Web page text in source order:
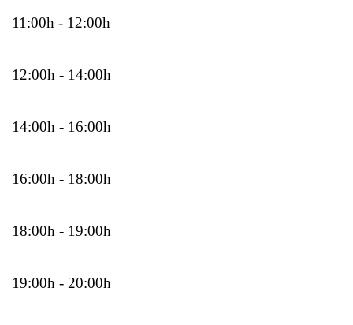
11:00h - 12:00h
12:00h - 14:00h
14:00h - 16:00h
16:00h - 18:00h
18:00h - 19:00h
19:00h - 20:00h